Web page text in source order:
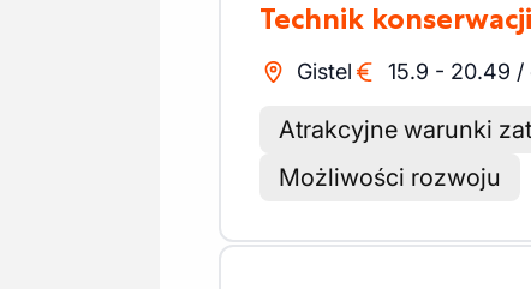
Technik konserwacji
Gistel 15.9 - 20.49 /
Atrakcyjne warunki
Możliwości rozwoju